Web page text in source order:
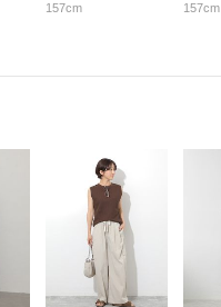
157cm
157cm